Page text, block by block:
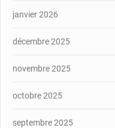
janvier 2026
décembre 2025
novembre 2025
octobre 2025
septembre 2025